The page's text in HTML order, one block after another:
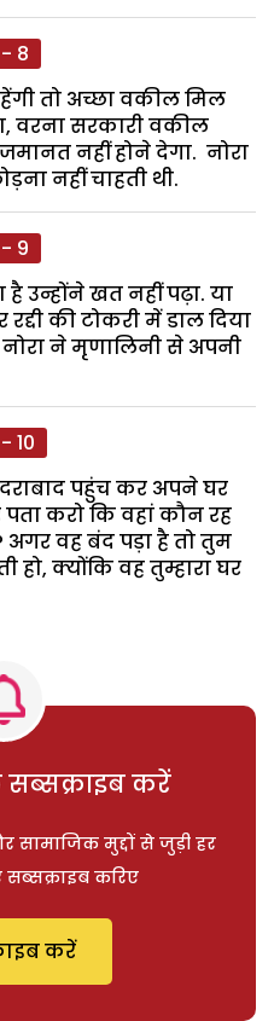
8
तो अच्छा वकील मिल
वरना सरकारी वकील
नहीं होने देगा. नोरा
नहीं चाहती थी.
9
है उन्होंने खत नहीं पढ़ा. या
की टोकरी में डाल दिया
नोरा ने मृणालिनी से अपनी
10
पहुंच कर अपने घर
करो कि वहां कौन रह
अगर वह बंद पड़ा है तो तुम
क्योंकि वह तुम्हारा घर
सब्सक्राइब करें
सामाजिक मुद्दों से जुड़ी हर
करिए
करें